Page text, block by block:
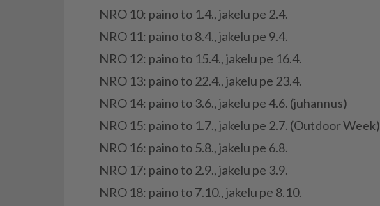
NRO 10: pai­no to 1.4., ja­ke­lu pe 2.4.
NRO 11: pai­no to 8.4., ja­ke­lu pe 9.4.
NRO 12: pai­no to 15.4., ja­ke­lu pe 16.4.
NRO 13: pai­no to 22.4., ja­ke­lu pe 23.4.
NRO 14: pai­no to 3.6., ja­ke­lu pe 4.6. (ju­han­nus)
NRO 15: pai­no to 1.7., ja­ke­lu pe 2.7. (Out­door Week)
NRO 16: pai­no to 5.8., ja­ke­lu pe 6.8.
NRO 17: pai­no to 2.9., ja­ke­lu pe 3.9.
NRO 18: pai­no to 7.10., ja­ke­lu pe 8.10.